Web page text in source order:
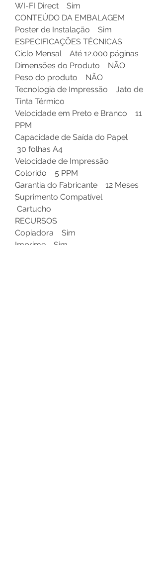
WI-FI Direct Sim
CONTEÚDO DA EMBALAGEM
Poster de Instalação Sim
ESPECIFICAÇÕES TÉCNICAS
Ciclo Mensal Até 12.000 páginas
Dimensões do Produto NÃO
Peso do produto NÃO
Tecnologia de Impressão Jato de
Tinta Térmico
Velocidade em Preto e Branco 11
PPM
Capacidade de Saída do Papel
30 folhas A4
Velocidade de Impressão
Colorido 5 PPM
Garantia do Fabricante 12 Meses
Suprimento Compatível
Cartucho
RECURSOS
Copiadora Sim
Imprime Sim